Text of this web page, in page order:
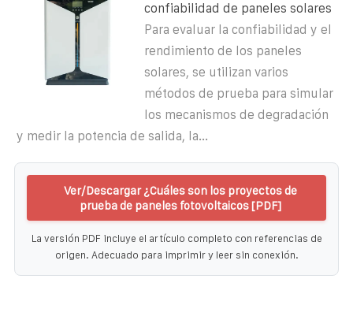
confiabilidad de paneles solares
Para evaluar la confiabilidad y el
rendimiento de los paneles
solares, se utilizan varios
métodos de prueba para simular
los mecanismos de degradación
y medir la potencia de salida, la...
Ver/Descargar ¿Cuáles son los proyectos de
prueba de paneles fotovoltaicos [PDF]
La versión PDF incluye el artículo completo con referencias de
origen. Adecuado para imprimir y leer sin conexión.